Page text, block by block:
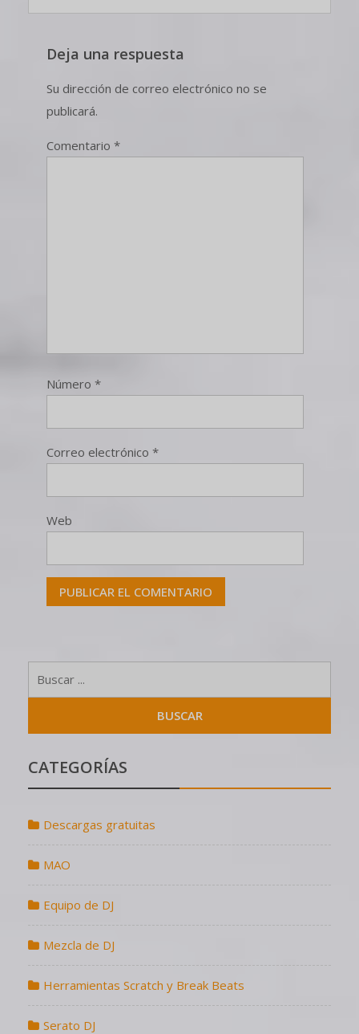
Deja una respuesta
Su dirección de correo electrónico no se
publicará.
Comentario *
Número *
Correo electrónico *
Web
CATEGORÍAS
Descargas gratuitas
MAO
Equipo de DJ
Mezcla de DJ
Herramientas Scratch y Break Beats
Serato DJ